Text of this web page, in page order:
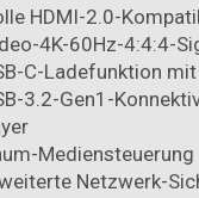
HDMI-2.0-
4K-60Hz-4:4:4-
C-Ladefunktion
3.2-Gen1-
Netzwerk-